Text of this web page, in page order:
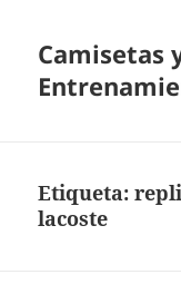
Camisetas
Etiqueta:
lacoste